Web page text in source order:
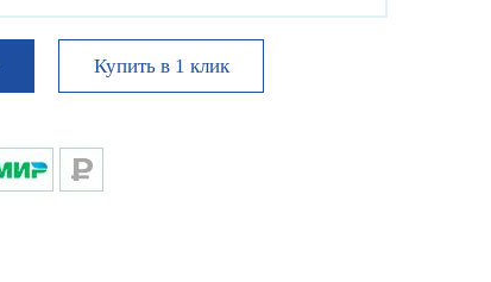
Купить в 1 клик